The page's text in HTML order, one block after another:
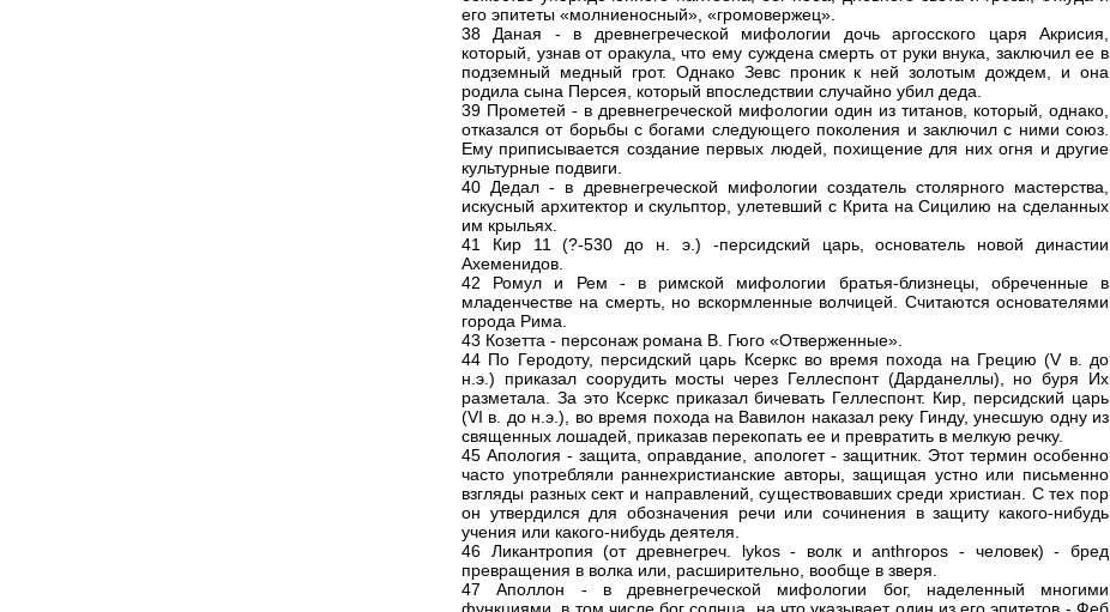
его эпитеты «молниеносный», «громовержец».
38 Даная - в древнегреческой мифологии дочь аргосского царя Акрисия,
который, узнав от оракула, что ему суждена смерть от руки внука, заключил ее в
подземный медный грот. Однако Зевс проник к ней золотым дождем, и она
родила сына Персея, который впоследствии случайно убил деда.
39 Прометей - в древнегреческой мифологии один из титанов, который, однако,
отказался от борьбы с богами следующего поколения и заключил с ними союз.
Ему приписывается создание первых людей, похищение для них огня и другие
культурные подвиги.
40 Дедал - в древнегреческой мифологии создатель столярного мастерства,
искусный архитектор и скульптор, улетевший с Крита на Сицилию на сделанных
им крыльях.
41 Кир 11 (?-530 до н. э.) -персидский царь, основатель новой династии
Ахеменидов.
42 Ромул и Рем - в римской мифологии братья-близнецы, обреченные в
младенчестве на смерть, но вскормленные волчицей. Считаются основателями
города Рима.
43 Козетта - персонаж романа В. Гюго «Отверженные».
44 По Геродоту, персидский царь Ксеркс во время похода на Грецию (V в. до
н.э.) приказал соорудить мосты через Геллеспонт (Дарданеллы), но буря Их
разметала. За это Ксеркс приказал бичевать Геллеспонт. Кир, персидский царь
(VI в. до н.э.), во время похода на Вавилон наказал реку Гинду, унесшую одну из
священных лошадей, приказав перекопать ее и превратить в мелкую речку.
45 Апология - защита, оправдание, апологет - защитник. Этот термин особенно
часто употребляли раннехристианские авторы, защищая устно или письменно
взгляды разных сект и направлений, существовавших среди христиан. С тех пор
он утвердился для обозначения речи или сочинения в защиту какого-нибудь
учения или какого-нибудь деятеля.
46 Ликантропия (от древнегреч. lykos - волк и anthropos - человек) - бред
превращения в волка или, расширительно, вообще в зверя.
47 Аполлон - в древнегреческой мифологии бог, наделенный многими